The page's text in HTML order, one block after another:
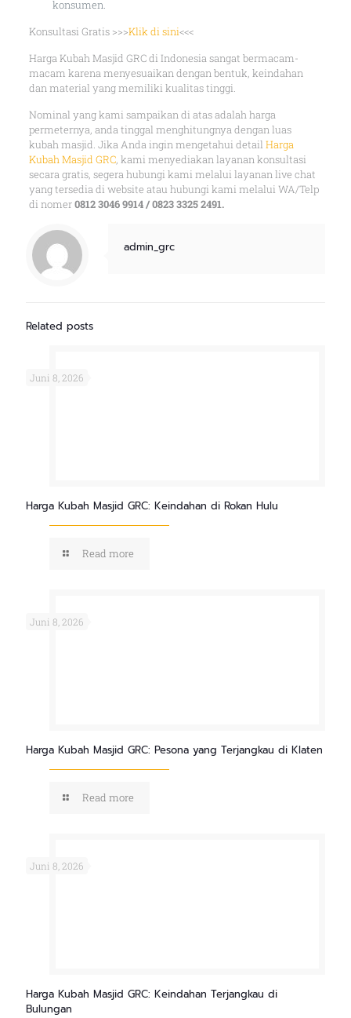
konsumen.
Konsultasi Gratis >>>Klik di sini<<<
Harga Kubah Masjid GRC di Indonesia sangat bermacam-
macam karena menyesuaikan dengan bentuk, keindahan
dan material yang memiliki kualitas tinggi.
Nominal yang kami sampaikan di atas adalah harga
permeternya, anda tinggal menghitungnya dengan luas
kubah masjid. Jika Anda ingin mengetahui detail Harga
Kubah Masjid GRC, kami menyediakan layanan konsultasi
secara gratis, segera hubungi kami melalui layanan live chat
yang tersedia di website atau hubungi kami melalui WA/Telp
di nomer0812 3046 9914 / 0823 3325 2491.
admin_grc
Related posts
Juni 8, 2026
Harga Kubah Masjid GRC: Keindahan di Rokan Hulu
Read more
Juni 8, 2026
Harga Kubah Masjid GRC: Pesona yang Terjangkau di Klaten
Read more
Juni 8, 2026
Harga Kubah Masjid GRC: Keindahan Terjangkau di
Bulungan